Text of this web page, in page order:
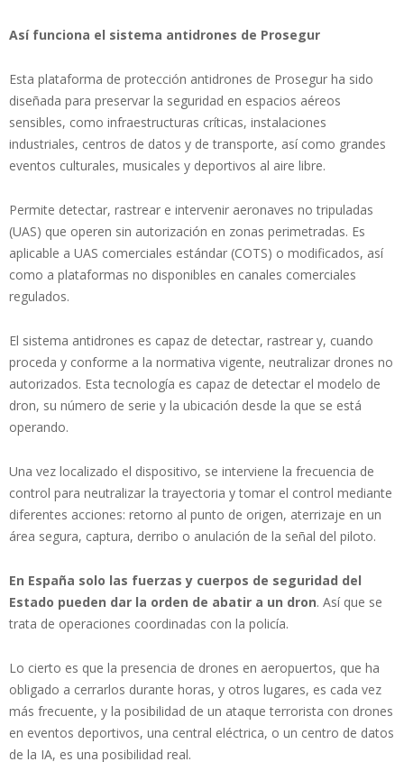
Así funciona el sistema antidrones de Prosegur
Esta plataforma de protección antidrones de Prosegur ha sido
diseñada para preservar la seguridad en espacios aéreos
sensibles, como infraestructuras críticas, instalaciones
industriales, centros de datos y de transporte, así como grandes
eventos culturales, musicales y deportivos al aire libre.
Permite detectar, rastrear e intervenir aeronaves no tripuladas
(UAS) que operen sin autorización en zonas perimetradas. Es
aplicable a UAS comerciales estándar (COTS) o modificados, así
como a plataformas no disponibles en canales comerciales
regulados.
El sistema antidrones es capaz de detectar, rastrear y, cuando
proceda y conforme a la normativa vigente, neutralizar drones no
autorizados. Esta tecnología es capaz de detectar el modelo de
dron, su número de serie y la ubicación desde la que se está
operando.
Una vez localizado el dispositivo, se interviene la frecuencia de
control para neutralizar la trayectoria y tomar el control mediante
diferentes acciones: retorno al punto de origen, aterrizaje en un
área segura, captura, derribo o anulación de la señal del piloto.
En España solo las fuerzas y cuerpos de seguridad del
Estado pueden dar la orden de abatir a un dron. Así que se
trata de operaciones coordinadas con la policía.
Lo cierto es que la presencia de drones en aeropuertos, que ha
obligado a cerrarlos durante horas, y otros lugares, es cada vez
más frecuente, y la posibilidad de un ataque terrorista con drones
en eventos deportivos, una central eléctrica, o un centro de datos
de la IA, es una posibilidad real.